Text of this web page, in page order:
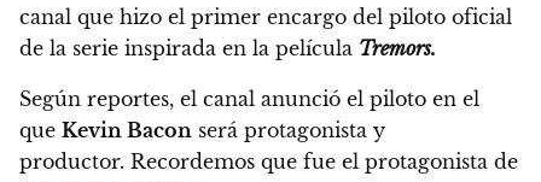
canal que hizo el primer encargo del piloto oficial
de la serie inspirada en la película Tremors.
Según reportes, el canal anunció el piloto en el
que Kevin Bacon será protagonista y
productor. Recordemos que fue el protagonista de